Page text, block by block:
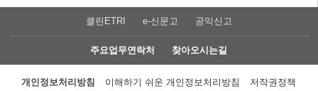
클린ETRI e-신문고 공익신고
주요업무연락처 찾아오시는길
개인정보처리방침 이해하기 쉬운 개인정보처리방침
저작권정책